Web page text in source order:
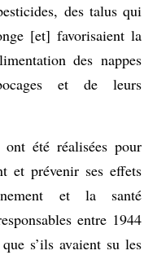
des talus qui
[et] favorisaient la
des nappes
et de leurs
ont été réalisées pour
et prévenir ses effets
et la santé
entre 1944
s’ils avaient su les